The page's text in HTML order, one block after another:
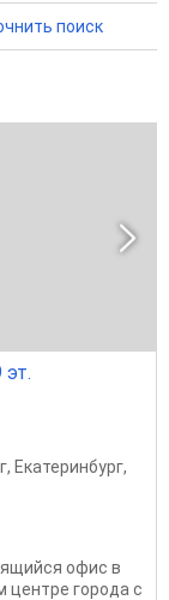
поиск
, Екатеринбург,
офиc в
центре города с